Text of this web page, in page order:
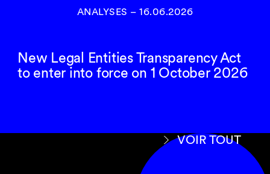
ANALYSES – 16.06.2026
New Legal Entities Transparency Act
to enter into force on 1 October 2026
VOIR TOUT